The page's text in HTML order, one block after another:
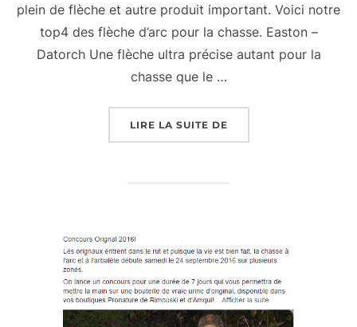
plein de flèche et autre produit important. Voici notre
top4 des flèche d’arc pour la chasse. Easton –
Datorch Une flèche ultra précise autant pour la
chasse que le …
LIRE LA SUITE DE« LES FLÈCHES »